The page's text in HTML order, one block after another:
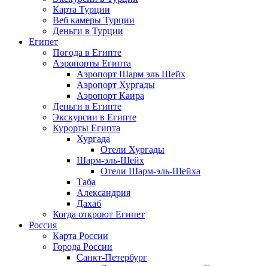
Карта Турции
Веб камеры Турции
Деньги в Турции
Египет
Погода в Египте
Аэропорты Египта
Аэропорт Шарм эль Шейх
Аэропорт Хургады
Аэропорт Каира
Деньги в Египте
Экскурсии в Египте
Курорты Египта
Хургада
Отели Хургады
Шарм-эль-Шейх
Отели Шарм-эль-Шейха
Таба
Александрия
Дахаб
Когда откроют Египет
Россия
Карта России
Города России
Санкт-Петербург